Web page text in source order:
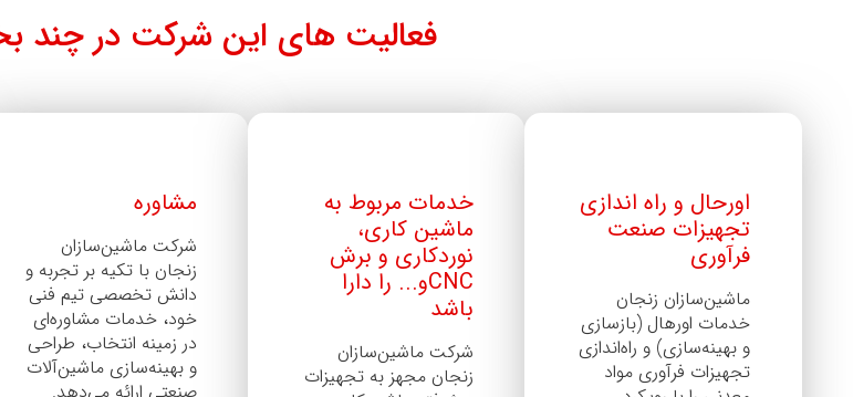
فعالیت های این شرکت در چند
مشاوره
شرکت ماشین‌سازان
زنجان با تکیه بر تجربه و
دانش تخصصی تیم فنی
خود، خدمات مشاوره‌ای
در زمینه انتخاب، طراحی
و بهینه‌سازی ماشین‌آلات
خدمات مربوط به
ماشین کاری،
نوردکاری و برش
CNCو... را دارا
باشد
شرکت ماشین‌سازان
زنجان مجهز به تجهیزات
اورحال و راه اندازی
تجهیزات صنعت
فرآوری
ماشین‌سازان زنجان
خدمات اورهال (بازسازی
و بهینه‌سازی) و راه‌اندازی
تجهیزات فرآوری مواد